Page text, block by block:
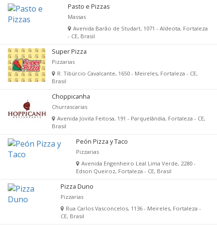
Pasto e Pizzas
Massas
Avenida Barão de Studart, 1071 - Aldeota, Fortaleza
- CE, Brasil
Super Pizza
Pizzarias
R. Tibúrcio Cavalcante, 1650 - Meireles, Fortaleza - CE,
Brasil
Choppicanha
Churrascarias
Avenida Jovita Feitosa, 191 - Parquelândia, Fortaleza - CE,
Brasil
Peón Pizza y Taco
Pizzarias
Avenida Engenheiro Leal Lima Verde, 2280 -
Edson Queiroz, Fortaleza - CE, Brasil
Pizza Duno
Pizzarias
Rua Carlos Vasconcelos, 1136 - Meireles, Fortaleza -
CE, Brasil